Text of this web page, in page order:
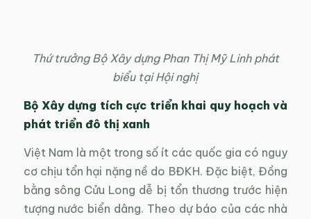
Thứ trưởng Bộ Xây dựng Phan Thị Mỹ Linh phát
biểu tại Hội nghị
Bộ Xây dựng tích cực triển khai quy hoạch và
phát triển đô thị xanh
Việt Nam là một trong số ít các quốc gia có nguy
cơ chịu tổn hại nặng nề do BĐKH. Đặc biệt, Đồng
bằng sông Cửu Long dễ bị tổn thương trước hiện
tượng nước biển dâng. Theo dự báo của các nhà